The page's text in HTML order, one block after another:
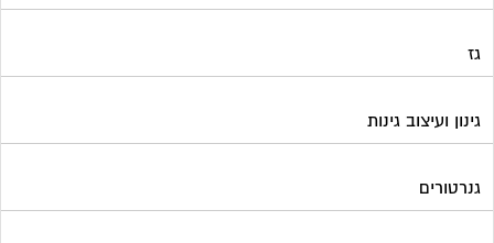
גז
גינון ועיצוב גינות
גנרטורים